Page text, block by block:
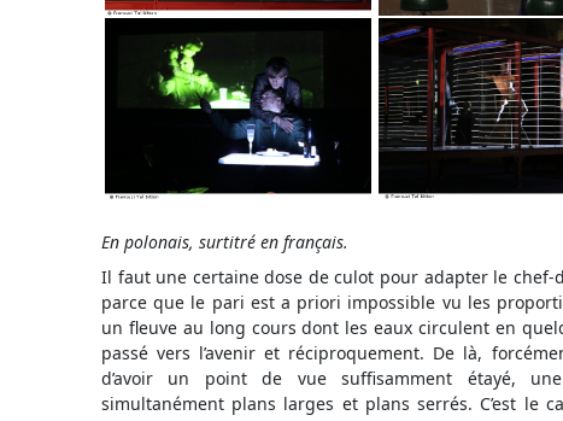
En polonais, surtitré en français.
Il faut une certaine dose de culot pour adapter le chef-
parce que le pari est a priori impossible vu les
un fleuve au long cours dont les eaux circulent en
passé vers l’avenir et réciproquement. De là,
d’avoir un point de vue suffisamment étayé,
simultanément plans larges et plans serrés. C’est le